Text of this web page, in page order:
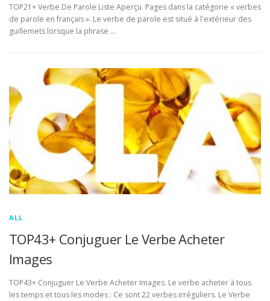
TOP21+ Verbe De Parole Liste Aperçu. Pages dans la catégorie « verbes
de parole en français ». Le verbe de parole est situé à l'extérieur des
guillemets lorsque la phrase …
ALL
TOP43+ Conjuguer Le Verbe Acheter
Images
TOP43+ Conjuguer Le Verbe Acheter Images. Le verbe acheter à tous
les temps et tous les modes : Ce sont 22 verbes irréguliers. Le Verbe